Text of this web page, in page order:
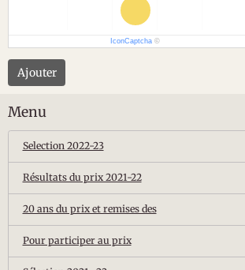
IconCaptcha ©
Ajouter
Menu
Selection 2022-23
Résultats du prix 2021-22
20 ans du prix et remises des
Pour participer au prix